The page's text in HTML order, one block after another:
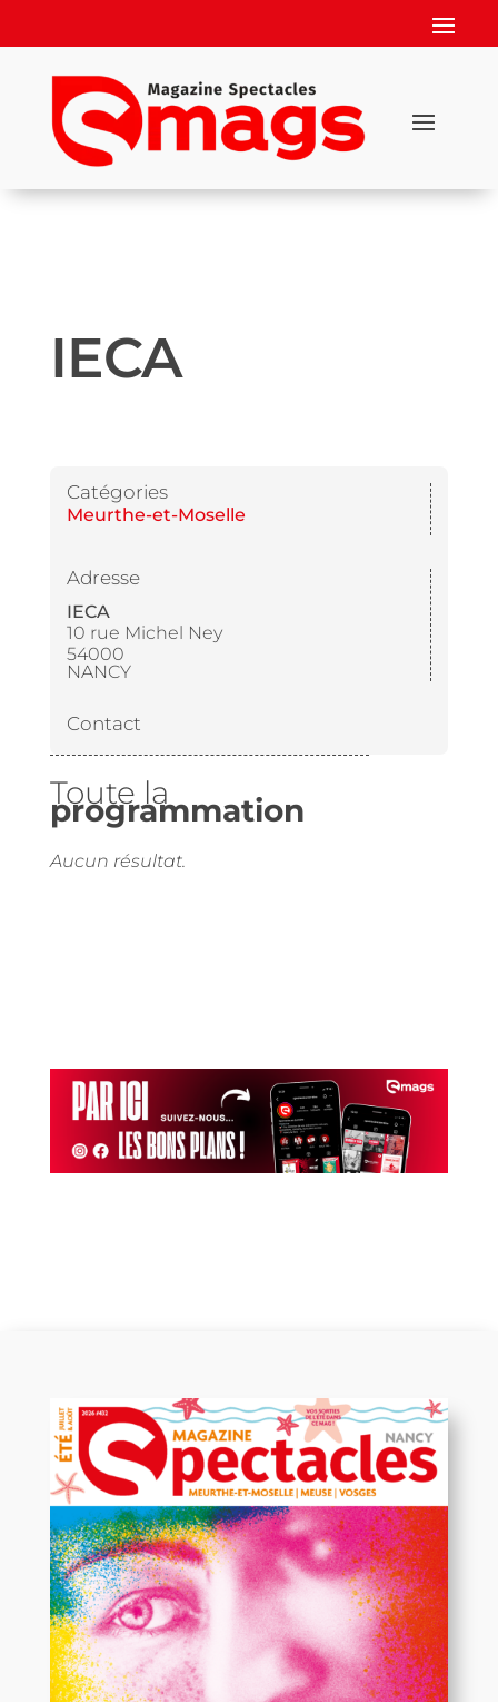
IECA
Catégories
Meurthe-et-Moselle
Adresse
IECA
10 rue Michel Ney
54000
NANCY
Contact
Toute la
programmation
Aucun résultat.